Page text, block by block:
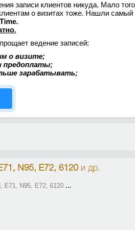
записи клиентов никуда. Мало
о визитах тоже. Нашли самый
.
ведение записей:
о визите;
предоплаты;
зарабатывать;
N95, E72, 6120и др.
E71, N95, E72, 6120 ...